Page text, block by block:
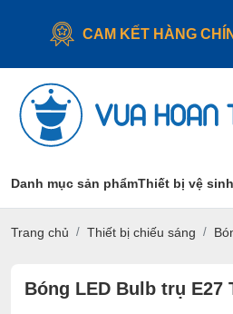
CAM KẾT HÀNG
Danh mục sản phẩmThiết bị vệ sinh
Trang chủ Thiết bị chiếu sáng
Bóng LED Bulb trụ E27